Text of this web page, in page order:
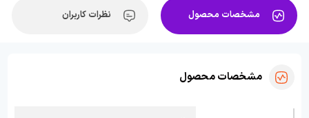
مشخصات محصول نظرات کاربران
مشخصات محصول